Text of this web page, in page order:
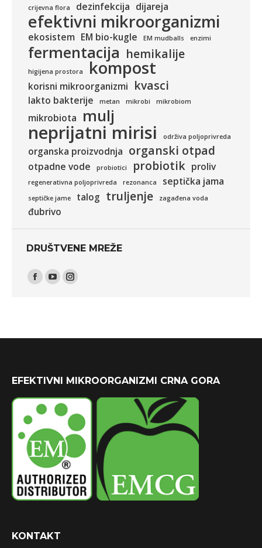
crijevna flora
dezinfekcija dijareja
efektivni mikroorganizmi
ekosistem EM bio-kugle EM mudballs enzimi
fermentacija hemikalije
higijena prostora kompost
korisni mikroorganizmi kvasci
lakto bakterije metan mikrobi mikrobiom
mikrobiota mulj
neprijatni mirisi održiva poljoprivreda
organska proizvodnja organski otpad
otpadne vode probiotici probiotik proliv
regenerativna poljoprivreda rezonanca septička jama
septičke jame talog truljenje zagađena voda
đubrivo
DRUŠTVENE MREŽE
Find us on:
Facebook
YouTubeInstagram
EFEKTIVNI MIKROORGANIZMI CRNA GORA
KONTAKT